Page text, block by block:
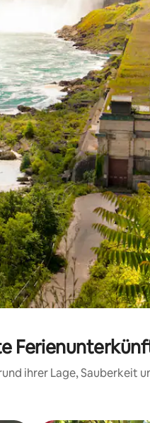
oder erkunde die
ihrer Lage, Sauberkeit